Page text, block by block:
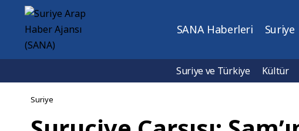
SANA Haberleri Suriye
Suriye ve Türkiye Kültür
Suriye